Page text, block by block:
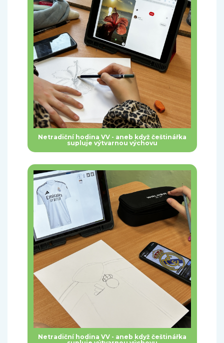
Netradiční hodina VV - aneb když češtinářka
supluje výtvarnou výchovu
Netradiční hodina VV - aneb když češtinářka